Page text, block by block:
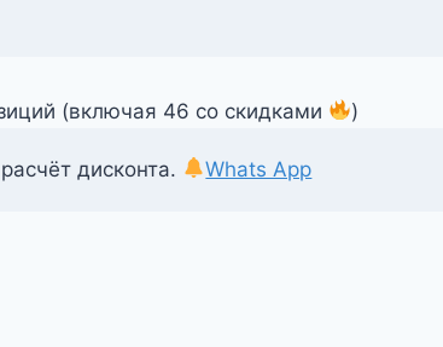
(включая 46 со скидками )
дисконта. Whats App